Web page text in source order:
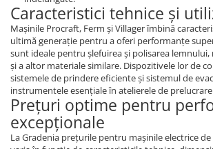
Caracteristici tehnice și
Mașinile Procraft, Ferm și Villager îmbină
ultimă generație pentru a oferi performanțe
sunt ideale pentru șlefuirea și polisarea
și a altor materiale similare. Dispozitivele lor de
sistemele de prindere eficiente și sistemul de
instrumentele esențiale în atelierele de
Prețuri optime pentru
excepționale
La Gradenia prețurile pentru mașinile electrice